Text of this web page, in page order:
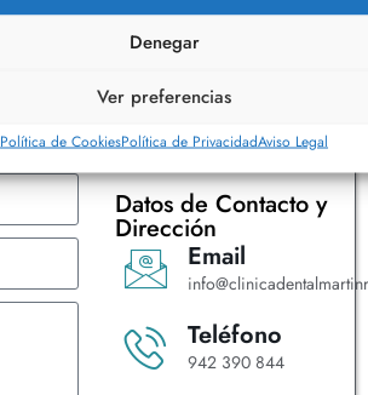
Denegar
Ver preferencias
Política de CookiesPolítica de PrivacidadAviso Legal
AQUÍ PARA
ESCUCHARTE
Nuestro equipo de
ayudarte.
Datos de Contacto y
Dirección
Email
Teléfono
942 390 844